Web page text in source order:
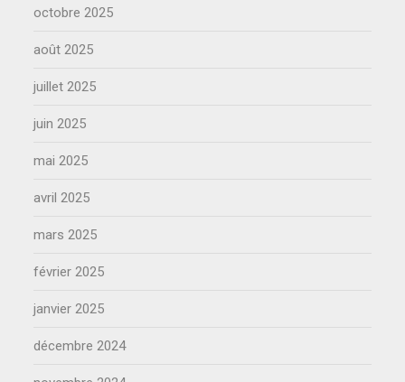
octobre 2025
août 2025
juillet 2025
juin 2025
mai 2025
avril 2025
mars 2025
février 2025
janvier 2025
décembre 2024